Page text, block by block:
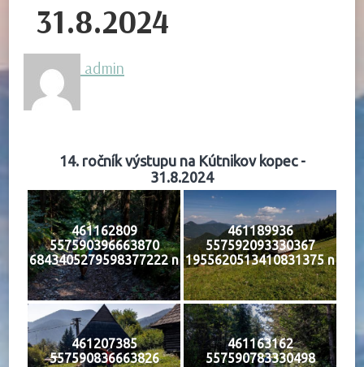
31.8.2024
admin
14. ročník výstupu na Kútnikov kopec -
31.8.2024
461162809
557590396663870
6843405279598377222 n
461189936
557592093330367
1955620513410831375 n
461207385
557590836663826
461163162
557590783330498